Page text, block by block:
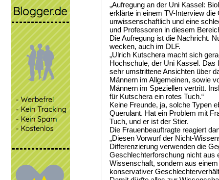
„Aufregung an der Uni Kassel:
erklärte in einem TV-Interview die
unwissenschaftlich und eine
und Professoren in diesem
Die Aufregung ist die Nachricht.
wecken, auch im DLF.
„Ulrich Kutschera macht sich
Hochschule, der Uni Kassel. Das
sehr umstrittene Ansichten über
Männern im Allgemeinen, sowie
Männern im Speziellen vertritt.
für Kutschera ein rotes Tuch.“
Keine Freunde, ja, solche Typen
Querulant. Hat ein Problem mit
Tuch, und er ist der Stier.
Die Frauenbeauftragte reagiert
„Diesen Vorwurf der Nicht-
Differenzierung verwenden die
Geschlechterforschung nicht aus
Wissenschaft, sondern aus
konservativer